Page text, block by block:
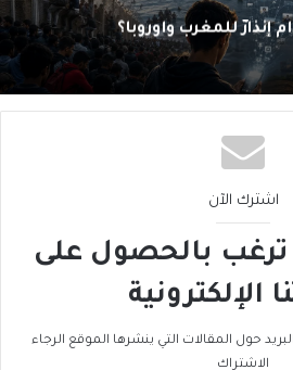
في روسيا!
اشترك الآن
بالحصول على
الإلكترونية
حول المقالات التي ينشرها الموقع الرجاء
الاشتراك